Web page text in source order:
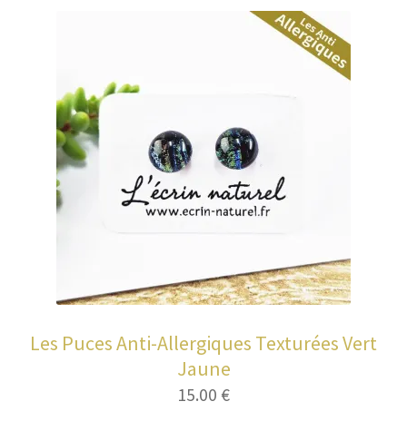
Les Puces Anti-Allergiques Texturées Vert
Jaune
15.00 €